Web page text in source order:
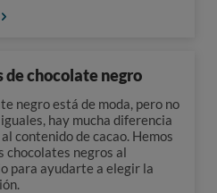
de chocolate negro
negro está de moda, pero no
hay mucha diferencia
contenido de cacao. Hemos
chocolates negros al
para ayudarte a elegir la